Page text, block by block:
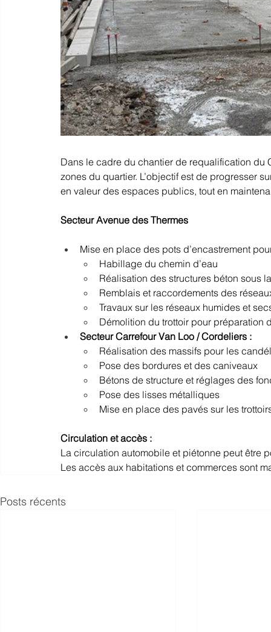
Dans le cadre du chantier de requalification du
zones du quartier. L’objectif est de progresser
en valeur des espaces publics, tout en
Secteur Avenue des Thermes
Mise en place des pots d’encastrement
Habillage du chemin d’eau
Réalisation des structures béton sous
Remblais et raccordements des
Travaux sur les réseaux humides et
Démolition du trottoir pour préparation
Secteur Carrefour Van Loo / Cordeliers :
Réalisation des massifs pour les
Pose des bordures et des caniveaux
Bétons de structure et réglages des
Pose des lisses métalliques
Mise en place des pavés sur les
Circulation et accès :
La circulation automobile et piétonne peut être
Les accès aux habitations et commerces sont
Posts récents